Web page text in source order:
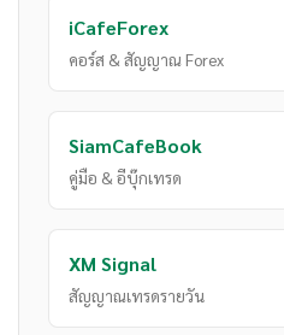
iCafeForex
คอร์ส & สัญญาณ Forex
SiamCafeBook
คู่มือ & อีบุ๊กเทรด
XM Signal
สัญญาณเทรดรายวัน